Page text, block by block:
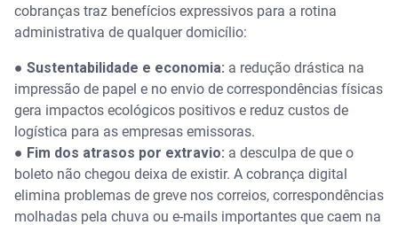
cobranças traz benefícios expressivos para a rotina
administrativa de qualquer domicílio:
● Sustentabilidade e economia: a redução drástica na
impressão de papel e no envio de correspondências físicas
gera impactos ecológicos positivos e reduz custos de
logística para as empresas emissoras.
● Fim dos atrasos por extravio: a desculpa de que o
boleto não chegou deixa de existir. A cobrança digital
elimina problemas de greve nos correios, correspondências
molhadas pela chuva ou e-mails importantes que caem na